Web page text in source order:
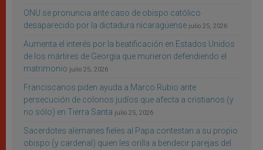
ONU se pronuncia ante caso de obispo católico
desaparecido por la dictadura nicaragüense julio 25, 2026
Aumenta el interés por la beatificación en Estados Unidos
de los mártires de Georgia que murieron defendiendo el
matrimonio julio 25, 2026
Franciscanos piden ayuda a Marco Rubio ante
persecución de colonos judíos que afecta a cristianos (y
no sólo) en Tierra Santa julio 25, 2026
Sacerdotes alemanes fieles al Papa contestan a su propio
obispo (y cardenal) quien les orilla a bendecir parejas del